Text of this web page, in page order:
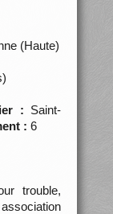
(Haute)
: Saint-
: 6
trouble,